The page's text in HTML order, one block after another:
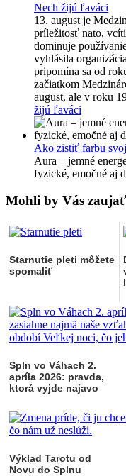
Nech žijú ľaváci
13. august je
príležitosť nato,
dominuje
vyhlásila
pripomína sa od
začiatkom
august, ale v roku
žijú ľaváci
Ako zistiť farbu
Aura – jemné
fyzické, emočné aj
Mohli by Vás
Starnutie pleti môžete
spomaliť
Spln vo Váhach 2.
apríla 2026: pravda,
ktorá vyjde najavo
Výklad Tarotu od
Novu do Splnu